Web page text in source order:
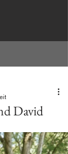
David